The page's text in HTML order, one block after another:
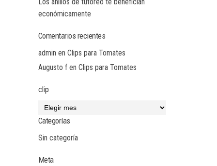
económicamente
Comentarios recientes
admin en Clips para Tomates
Augusto f en Clips para Tomates
clip
Categorías
Sin categoría
Meta